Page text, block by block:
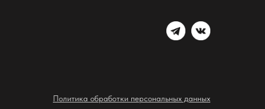
Политика обработки персональных данных